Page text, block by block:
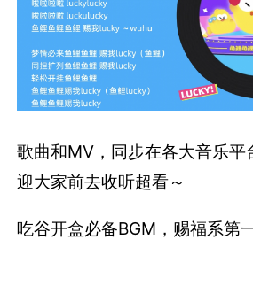
歌曲和MV，同步在各大音乐平
迎大家前去收听超看～
吃谷开盒必备BGM，赐福系第